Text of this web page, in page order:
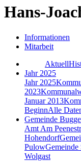
Hans-
Informationen
Mitarbeit
Aktuell
Jahr 2025
Jahr 2025
2023
Januar 2013
BeginnAlle
Gemeinde
Amt Am
Hohendorf
PulowGemeinde
Wolgast